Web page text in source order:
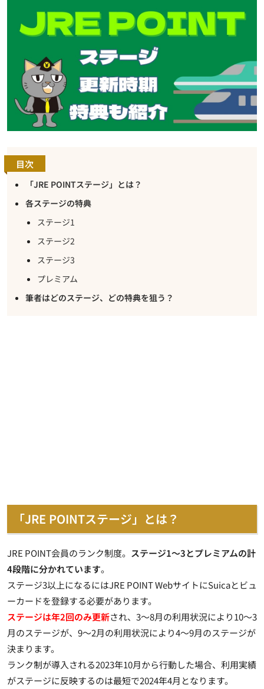
目次
「JRE POINTステージ」とは？
各ステージの特典
ステージ1
ステージ2
ステージ3
プレミアム
筆者はどのステージ、どの特典を狙う？
「JRE POINTステージ」とは？
JRE POINT会員のランク制度。 ステージ1～3とプレミアムの計
4段階に分かれています。
ステージ3以上になるにはJRE POINT WebサイトにSuicaとビュ
ーカードを登録する必要があります。
ステージは年2回のみ更新され、3～8月の利用状況により10～3
月のステージが、9～2月の利用状況により4～9月のステージが
決まります。
ランク制が導入される2023年10月から行動した場合、利用実績
がステージに反映するのは最短で2024年4月となります。